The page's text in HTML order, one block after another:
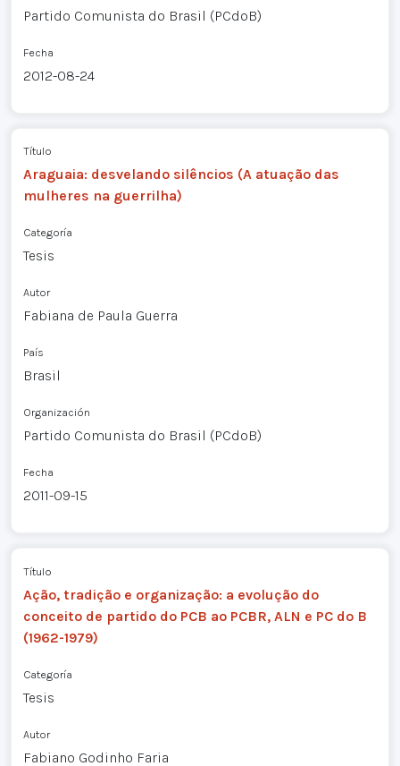
Partido Comunista do Brasil (PCdoB)
Fecha
2012-08-24
Título
Araguaia: desvelando silêncios (A atuação das
mulheres na guerrilha)
Categoría
Tesis
Autor
Fabiana de Paula Guerra
País
Brasil
Organización
Partido Comunista do Brasil (PCdoB)
Fecha
2011-09-15
Título
Ação, tradição e organização: a evolução do
conceito de partido do PCB ao PCBR, ALN e PC do B
(1962-1979)
Categoría
Tesis
Autor
Fabiano Godinho Faria